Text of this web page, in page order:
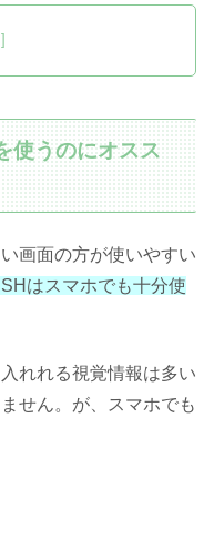
使うのにオスス
画面の方が使いやすい
はスマホでも十分使
れれる視覚情報は多い
せん。が、スマホでも